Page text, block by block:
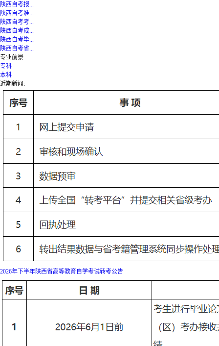
陕西自考报...
陕西自考准...
陕西自考考...
陕西自考成...
陕西自考毕...
陕西自考省...
专业前景
专科
本科
近期新闻:
2026年下半年陕西省高等教育自学考试转考公告